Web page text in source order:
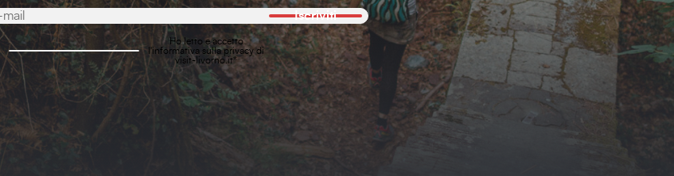
Iscriviti
Ho letto e accetto
l'informativa sulla privacy di
visit-livorno.it*